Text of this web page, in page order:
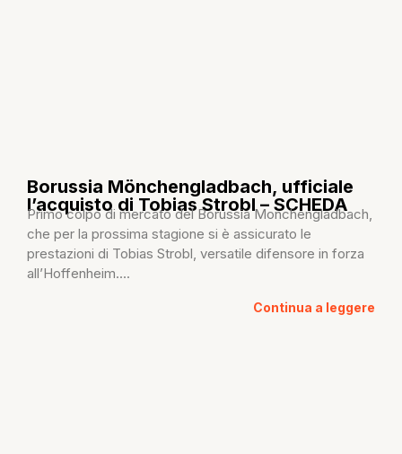
Borussia Mönchengladbach, ufficiale
l’acquisto di Tobias Strobl – SCHEDA
Primo colpo di mercato del Borussia Monchengladbach,
che per la prossima stagione si è assicurato le
prestazioni di Tobias Strobl, versatile difensore in forza
all’Hoffenheim....
Continua a leggere